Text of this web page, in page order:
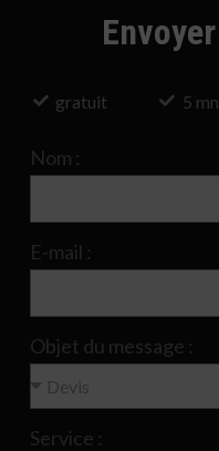
Envoyer
gratuit 5 mn
Nom :
E-mail :
Objet du message :
Service :